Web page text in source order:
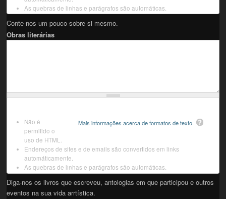
As quebras de linhas e parágrafos são automáticas.
Conte-nos um pouco sobre si mesmo.
Obras literárias
Mais informações acerca de formatos de texto.
Não é
permitido o
uso de HTML.
Endereços de sites e de emails são convertidos em links
automáticamente.
As quebras de linhas e parágrafos são automáticas.
Diga-nos os livros que escreveu, antologias em que participou e outros
eventos na sua vida arrtística.